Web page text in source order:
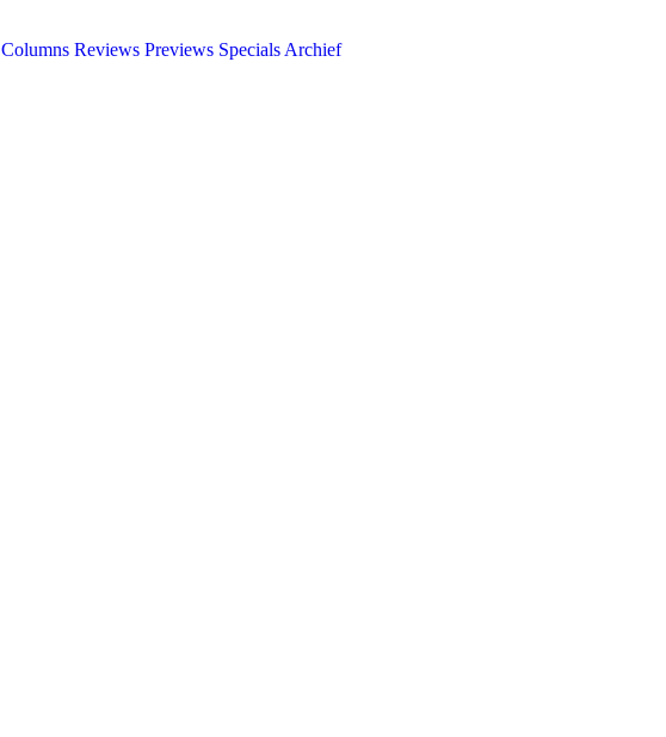
Columns Reviews Previews Specials Archief